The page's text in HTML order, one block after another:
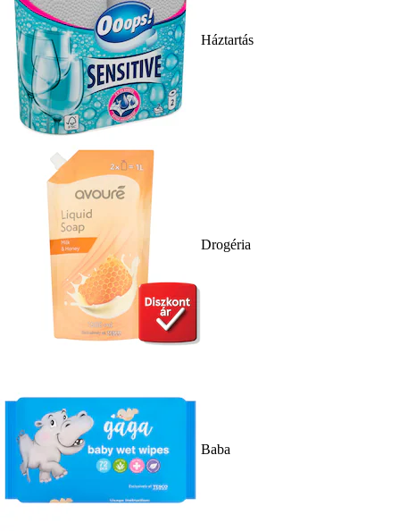
Háztartás
Drogéria
Baba